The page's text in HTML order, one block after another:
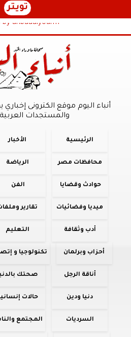
تويتر
by anbaaalyoum1
أنباء اليوم موقع الكترونى
والمستجدات العربية
الرئيسية الأخبار
محافظات مصر الرياضة
حوادث وقضايا الفن
ميديا وفضائيات تقارير
أدب وثقافة التعليم
أحزاب وبرلمان تكنولوجيا و
أناقة الرجل صحتك
دنيا ودين حالات
السرديات المجتمع